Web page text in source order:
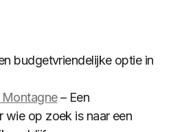
budgetvriendelijke optie in
– Een
wie op zoek is naar een